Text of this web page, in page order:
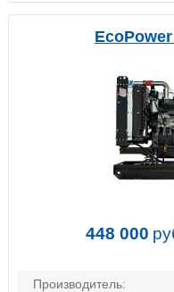
448 000
Производитель: